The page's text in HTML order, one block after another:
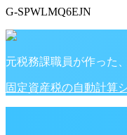
G-SPWLMQ6EJN
元税務課職員が作った
固定資産税の自動計算